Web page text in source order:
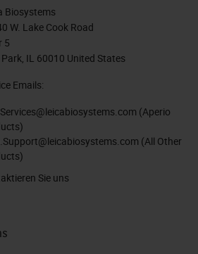
Biosystems
W. Lake Cook Road
5
Park, IL 60010 United States
Emails:
(Aperio
(All Other
Sie uns